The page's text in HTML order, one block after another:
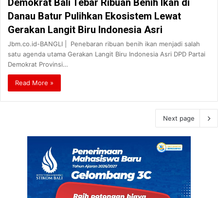
Demokrat Bali Tebar Ribuan Benih Ikan di
Danau Batur Pulihkan Ekosistem Lewat
Gerakan Langit Biru Indonesia Asri
Jbm.co.id-BANGLI | Penebaran ribuan benih ikan menjadi salah
satu agenda utama Gerakan Langit Biru Indonesia Asri DPD Partai
Demokrat Provinsi…
Read More »
Next page